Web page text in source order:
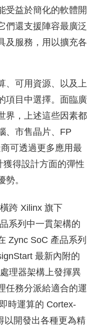
受益於簡化的軟體開
們還支援陣容最廣泛
及服務，用以擴充各
可用資源、
以及上
目中選擇。 面臨廣
界，
上述這些因素都
、市售晶片、FP
可透過更多應用最
得設計方面的彈性
勢。
跨 Xilinx 旗下
系列中一貫架構的
Zync SoC 產品系列
tart 最新內附的
理器架構上發揮異
任務分派給適合的運
時運算的 Cortex-
以開發出各種更為精